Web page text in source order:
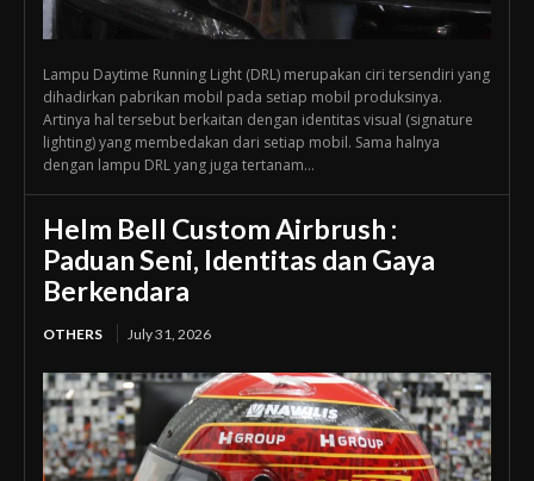
Lampu Daytime Running Light (DRL) merupakan ciri tersendiri yang
dihadirkan pabrikan mobil pada setiap mobil produksinya.
Artinya hal tersebut berkaitan dengan identitas visual (signature
lighting) yang membedakan dari setiap mobil. Sama halnya
dengan lampu DRL yang juga tertanam...
Helm Bell Custom Airbrush :
Paduan Seni, Identitas dan Gaya
Berkendara
OTHERS July 31, 2026